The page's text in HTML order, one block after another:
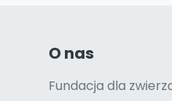
O nas
Fundacja dla